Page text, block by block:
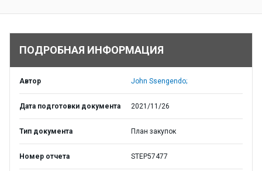
ПОДРОБНАЯ ИНФОРМАЦИЯ
Автор John Ssengendo;
Дата подготовки документа 2021/11/26
Тип документа План закупок
Номер отчета STEP57477